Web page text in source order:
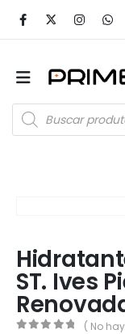
ST. Ives
( No